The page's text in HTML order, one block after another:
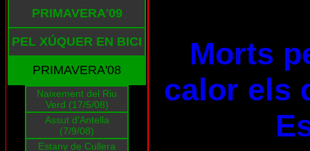
PRIMAVERA'09
PEL XÚQUER EN BICI
PRIMAVERA'08
Naixement del Riu
Verd (17/5/08)
Assut d'Antella
(7/9/08)
Estany de Cullera
Morts
calor els